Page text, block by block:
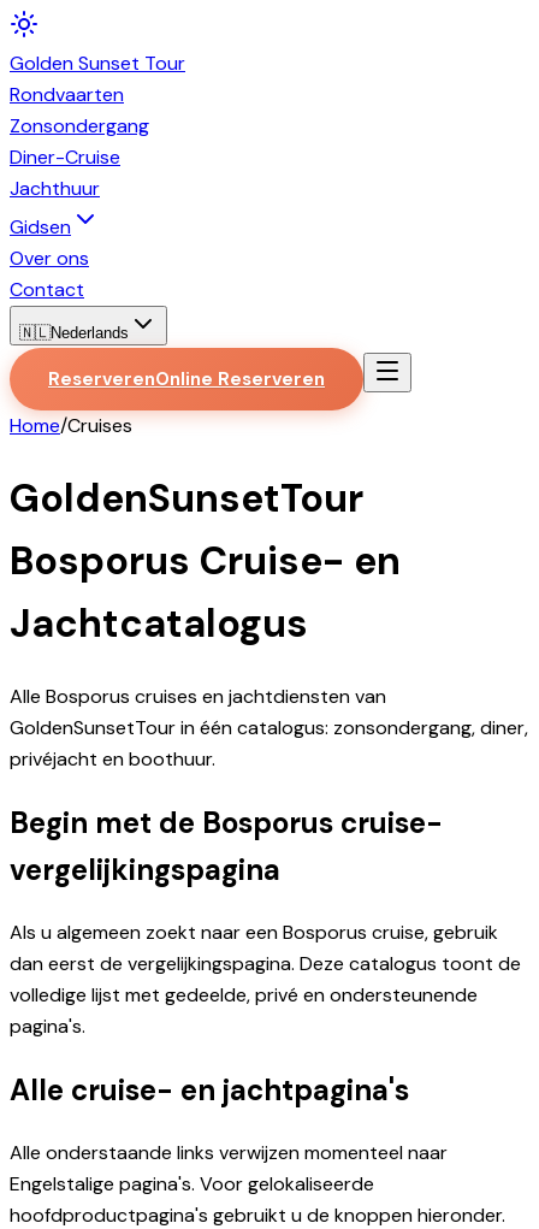
GoldenSunset Tour
Rondvaarten
Zonsondergang
Diner-Cruise
Jachthuur
Gidsen
Over ons
Contact
🇳🇱Nederlands
ReserverenOnline Reserveren
Home/Cruises
GoldenSunsetTour
Bosporus Cruise- en
Jachtcatalogus
Alle Bosporus cruises en jachtdiensten van
GoldenSunsetTour in één catalogus: zonsondergang, diner,
privéjacht en boothuur.
Begin met de Bosporus cruise-
vergelijkingspagina
Als u algemeen zoekt naar een Bosporus cruise, gebruik
dan eerst de vergelijkingspagina. Deze catalogus toont de
volledige lijst met gedeelde, privé en ondersteunende
pagina's.
Alle cruise- en jachtpagina's
Alle onderstaande links verwijzen momenteel naar
Engelstalige pagina's. Voor gelokaliseerde
hoofdproductpagina's gebruikt u de knoppen hieronder.